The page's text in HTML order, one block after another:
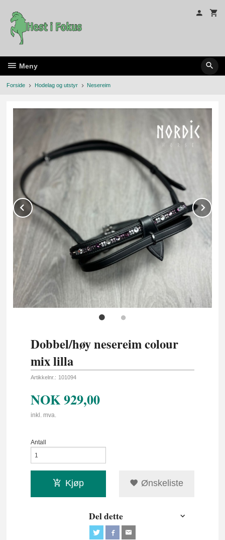
innholdet
Meny
Forside Hodelag og utstyr Nesereim
Prev
Dobbel/høy nesereim colour
mix lilla
Artikkelnr.: 101094
NOK929,00
inkl. mva.
Antall
Kjøp Ønskeliste
Del dette